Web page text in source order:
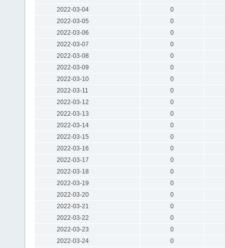
2022-03-04
0
2022-03-05
0
2022-03-06
0
2022-03-07
0
2022-03-08
0
2022-03-09
0
2022-03-10
0
2022-03-11
0
2022-03-12
0
2022-03-13
0
2022-03-14
0
2022-03-15
0
2022-03-16
0
2022-03-17
0
2022-03-18
0
2022-03-19
0
2022-03-20
0
2022-03-21
0
2022-03-22
0
2022-03-23
0
2022-03-24
0